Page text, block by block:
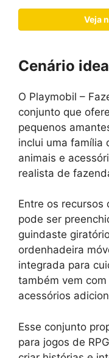
Veja
Cenário
O Playmobil –
conjunto que
pequenos
inclui uma família
animais e
realista de
Entre os recursos
pode ser
guindaste
ordenhadeira
integrada para
também vem
acessórios
Esse conjunto
para jogos de